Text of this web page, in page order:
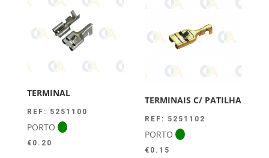
TERMINAL
REF: 5251100
PORTO
€ 0.20
TERMINAIS C/ PATILHA
REF: 5251102
PORTO
€ 0.15